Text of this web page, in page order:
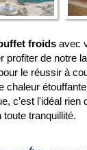
buffet froids avec
profiter de notre
le réussir à
chaleur
c’est l'idéal rien
toute tranquillité.